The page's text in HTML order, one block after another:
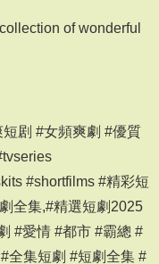
of wonderful
剧 #女頻爽劇 #優質
#shortfilms #精彩短
全集,#精選短劇2025
#愛情 #都市 #霸總 #
全集短劇 #短劇全集 #